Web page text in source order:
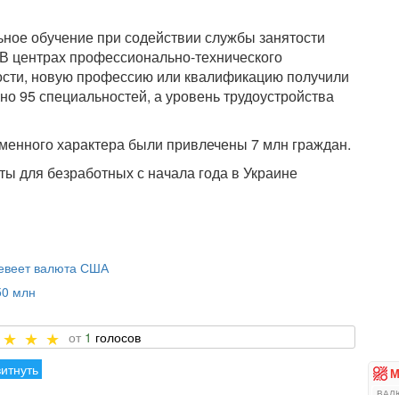
обучение при содействии службы занятости
профессионально-технического
новую профессию или квалификацию получили
95 специальностей, а уровень трудоустройства
характера были привлечены 7 млн граждан.
для безработных с начала года в Украине
валюта США
млн
1